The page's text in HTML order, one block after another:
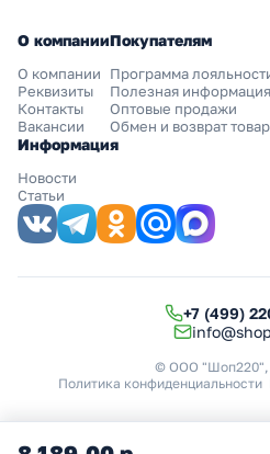
О компании
О компании
Реквизиты
Контакты
Вакансии
Покупателям
Программа
Полезная информация
Оптовые продажи
Обмен и возврат
Информация
Новости
Статьи
+7 (499)
© ООО "Шоп220",
Политика конфиденциальности